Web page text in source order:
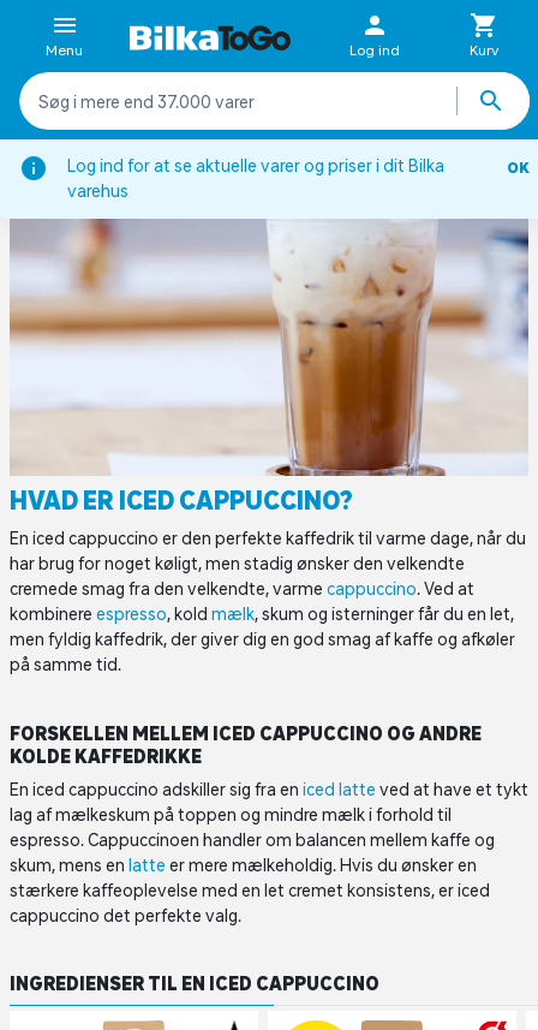
Log ind for at se aktuelle varer og priser i dit Bilka
varehus
OK
Menu Log ind Kurv
Viden om Kaffeordbog Hvad er iced cappuccino?
HVAD ER ICED CAPPUCCINO?
En iced cappuccino er den perfekte kaffedrik til varme dage, når du
har brug for noget køligt, men stadig ønsker den velkendte
cremede smag fra den velkendte, varme cappuccino. Ved at
kombinere espresso, kold mælk, skum og isterninger får du en let,
men fyldig kaffedrik, der giver dig en god smag af kaffe og afkøler
på samme tid.
FORSKELLEN MELLEM ICED CAPPUCCINO OG ANDRE
KOLDE KAFFEDRIKKE
En iced cappuccino adskiller sig fra en iced latte ved at have et tykt
lag af mælkeskum på toppen og mindre mælk i forhold til
espresso. Cappuccinoen handler om balancen mellem kaffe og
skum, mens en latte er mere mælkeholdig. Hvis du ønsker en
stærkere kaffeoplevelse med en let cremet konsistens, er iced
cappuccino det perfekte valg.
INGREDIENSER TIL EN ICED CAPPUCCINO